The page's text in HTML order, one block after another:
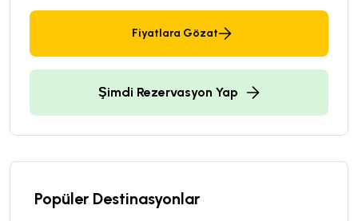
Fiyatlara Gözat
Şimdi Rezervasyon Yap
Popüler Destinasyonlar